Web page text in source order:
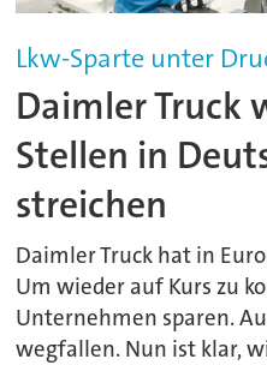
Lkw-Sparte unter
Daimler Truck
Stellen in
streichen
Daimler Truck hat in
Um wieder auf Kurs zu
Unternehmen sparen.
wegfallen. Nun ist klar,